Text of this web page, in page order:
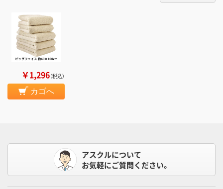
￥1,296（税込）
カゴへ
アスクルについて
お気軽にご質問ください。